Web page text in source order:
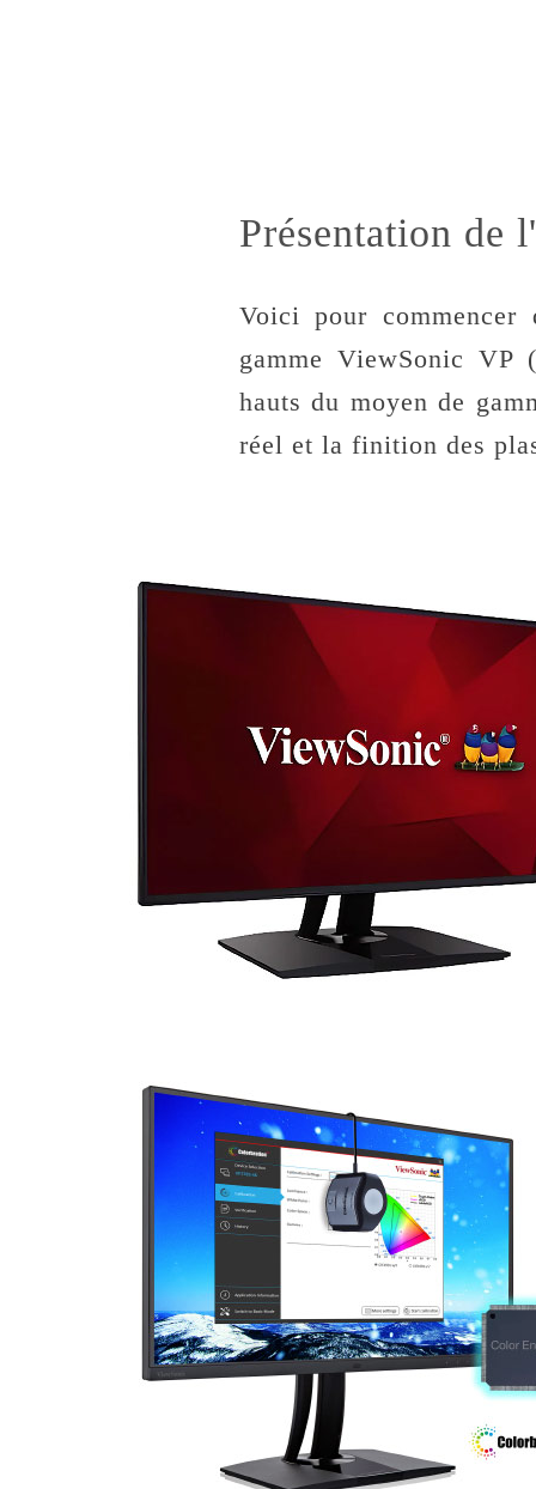
Présentation de
Voici pour
gamme ViewSonic VP
hauts du moyen de
réel et la finition des